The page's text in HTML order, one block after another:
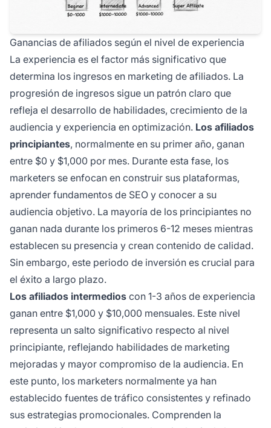
Ganancias de afiliados según el nivel de experiencia
La experiencia es el factor más significativo que
determina los ingresos en marketing de afiliados. La
progresión de ingresos sigue un patrón claro que
refleja el desarrollo de habilidades, crecimiento de la
audiencia y experiencia en optimización. Los afiliados
principiantes, normalmente en su primer año, ganan
entre $0 y $1,000 por mes. Durante esta fase, los
marketers se enfocan en construir sus plataformas,
aprender fundamentos de SEO y conocer a su
audiencia objetivo. La mayoría de los principiantes no
ganan nada durante los primeros 6-12 meses mientras
establecen su presencia y crean contenido de calidad.
Sin embargo, este periodo de inversión es crucial para
el éxito a largo plazo.
Los afiliados intermedios con 1-3 años de experiencia
ganan entre $1,000 y $10,000 mensuales. Este nivel
representa un salto significativo respecto al nivel
principiante, reflejando habilidades de marketing
mejoradas y mayor compromiso de la audiencia. En
este punto, los marketers normalmente ya han
establecido fuentes de tráfico consistentes y refinado
sus estrategias promocionales. Comprenden la